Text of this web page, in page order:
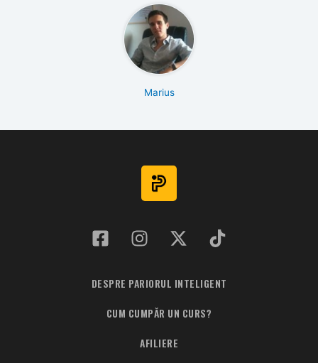
Marius
DESPRE PARIORUL INTELIGENT
CUM CUMPĂR UN CURS?
AFILIERE